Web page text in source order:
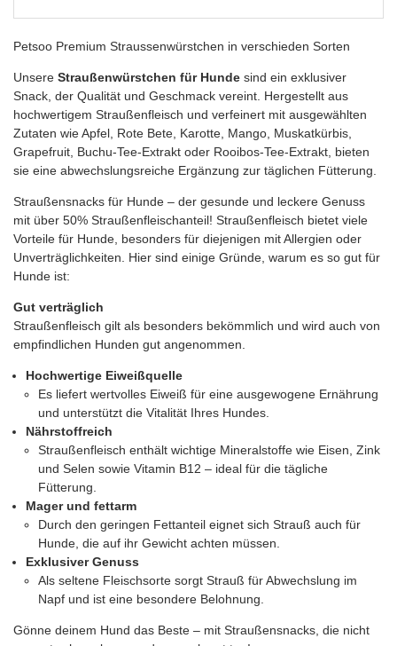
Petsoo Premium Straussenwürstchen in verschieden Sorten
Unsere Straußenwürstchen für Hunde sind ein exklusiver
Snack, der Qualität und Geschmack vereint. Hergestellt aus
hochwertigem Straußenfleisch und verfeinert mit ausgewählten
Zutaten wie Apfel, Rote Bete, Karotte, Mango, Muskatkürbis,
Grapefruit, Buchu-Tee-Extrakt oder Rooibos-Tee-Extrakt, bieten
sie eine abwechslungsreiche Ergänzung zur täglichen Fütterung.
Straußensnacks für Hunde – der gesunde und leckere Genuss
mit über 50% Straußenfleischanteil! Straußenfleisch bietet viele
Vorteile für Hunde, besonders für diejenigen mit Allergien oder
Unverträglichkeiten. Hier sind einige Gründe, warum es so gut für
Hunde ist:
Gut verträglich
Straußenfleisch gilt als besonders bekömmlich und wird auch von
empfindlichen Hunden gut angenommen.
Hochwertige Eiweißquelle
Es liefert wertvolles Eiweiß für eine ausgewogene Ernährung
und unterstützt die Vitalität Ihres Hundes.
Nährstoffreich
Straußenfleisch enthält wichtige Mineralstoffe wie Eisen, Zink
und Selen sowie Vitamin B12 – ideal für die tägliche
Fütterung.
Mager und fettarm
Durch den geringen Fettanteil eignet sich Strauß auch für
Hunde, die auf ihr Gewicht achten müssen.
Exklusiver Genuss
Als seltene Fleischsorte sorgt Strauß für Abwechslung im
Napf und ist eine besondere Belohnung.
Gönne deinem Hund das Beste – mit Straußensnacks, die nicht